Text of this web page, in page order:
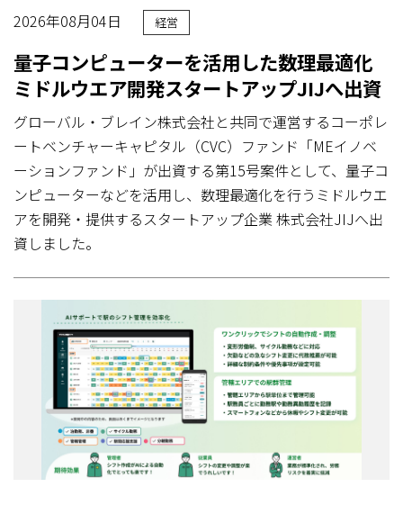
2026年08月04日 経営
量子コンピューターを活用した数理最適化
ミドルウエア開発スタートアップJIJへ出資
グローバル・ブレイン株式会社と共同で運営するコーポレ
ートベンチャーキャピタル（CVC）ファンド「MEイノベ
ーションファンド」が出資する第15号案件として、量子コ
ンピューターなどを活用し、数理最適化を行うミドルウエ
アを開発・提供するスタートアップ企業 株式会社JIJへ出
資しました。